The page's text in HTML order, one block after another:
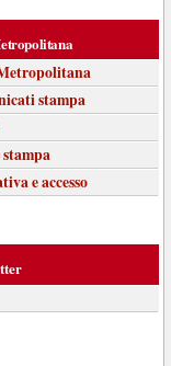
stampa
e accesso